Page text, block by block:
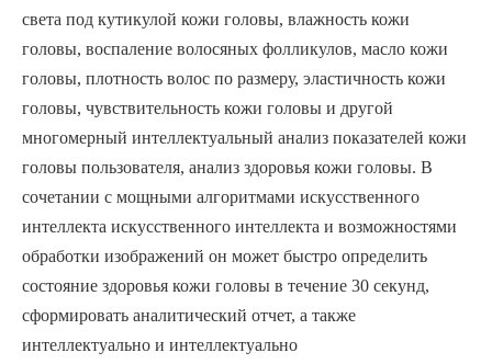
света под кутикулой кожи головы, влажность кожи
головы, воспаление волосяных фолликулов, масло кожи
головы, плотность волос по размеру, эластичность кожи
головы, чувствительность кожи головы и другой
многомерный интеллектуальный анализ показателей кожи
головы пользователя, анализ здоровья кожи головы. В
сочетании с мощными алгоритмами искусственного
интеллекта искусственного интеллекта и возможностями
обработки изображений он может быстро определить
состояние здоровья кожи головы в течение 30 секунд,
сформировать аналитический отчет, а также
интеллектуально и интеллектуально